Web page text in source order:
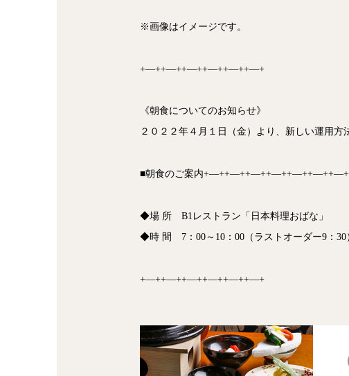
※画像はイメージです。
+―++―++―++―++―++―+
《朝食についてのお知らせ》
２０２２年４月１日（金）より、新しい運用方
■朝食のご案内
◆場 所 B1レストラン「日本料理おばな」
◆時 間 7：00～10：00（ラストオーダー9：30
+―++―++―++―++―++―+